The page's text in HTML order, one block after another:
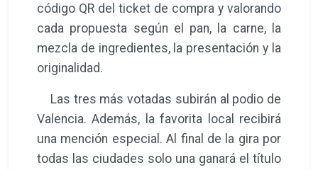
código QR del ticket de compra y valorando
cada propuesta según el pan, la carne, la
mezcla de ingredientes, la presentación y la
originalidad.
Las tres más votadas subirán al podio de
Valencia. Además, la favorita local recibirá
una mención especial. Al final de la gira por
todas las ciudades solo una ganará el título